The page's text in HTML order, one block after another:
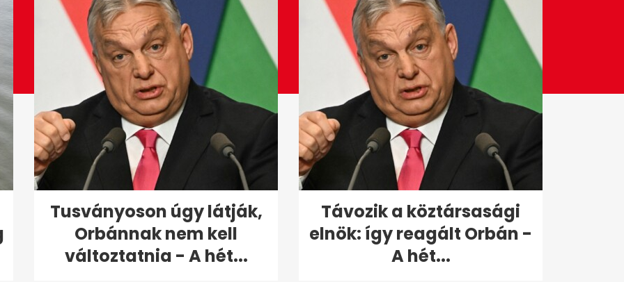
Tusványoson úgy látják,
Orbánnak nem kell
változtatnia - A hét...
Távozik a köztársasági
elnök: így reagált Orbán -
A hét...